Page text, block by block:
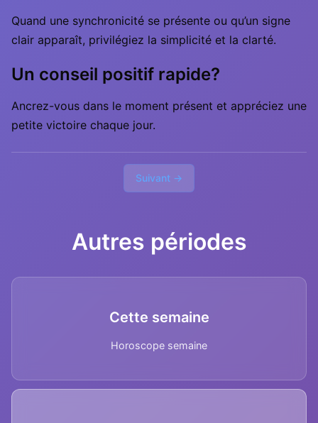
Quand une synchronicité se présente ou qu’un signe
clair apparaît, privilégiez la simplicité et la clarté.
Un conseil positif rapide?
Ancrez-vous dans le moment présent et appréciez une
petite victoire chaque jour.
Suivant →
Autres périodes
Cette semaine
Horoscope semaine